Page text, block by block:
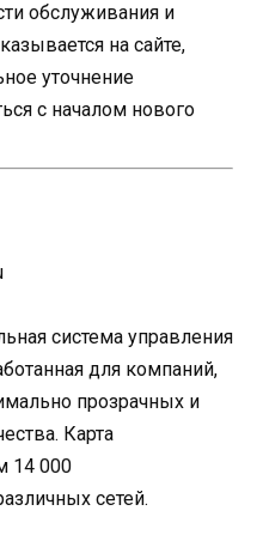
обслуживания и
на сайте,
уточнение
с началом нового
система управления
для компаний,
прозрачных и
Карта
14 000
сетей.